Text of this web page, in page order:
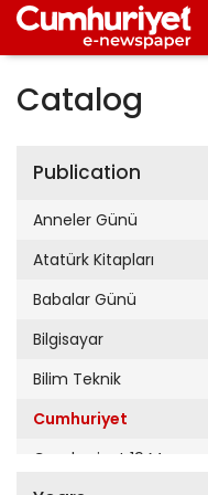
Catalog
Publication
Anneler Günü
Atatürk Kitapları
Babalar Günü
Bilgisayar
Bilim Teknik
Cumhuriyet
Cumhuriyet 19 Mayıs